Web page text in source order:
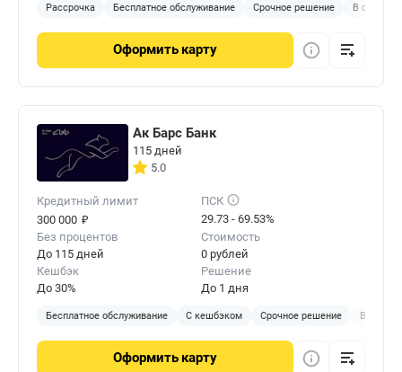
Рассрочка Бесплатное обслуживание Срочное решение В
Оформить карту
Ак Барс Банк
115 дней
5.0
Кредитный лимит
300 000 ₽
ПСК
29.73 - 69.53%
Без процентов
До 115 дней
Стоимость
0 рублей
Кешбэк
До 30%
Решение
До 1 дня
Бесплатное обслуживание С кешбэком Срочное решение В
Оформить карту